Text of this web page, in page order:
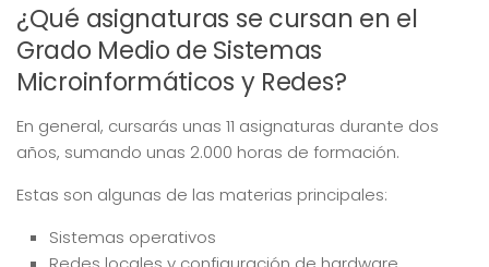
¿Qué asignaturas se cursan en el
Grado Medio de Sistemas
Microinformáticos y Redes?
En general, cursarás unas 11 asignaturas durante dos
años, sumando unas 2.000 horas de formación.
Estas son algunas de las materias principales:
Sistemas operativos